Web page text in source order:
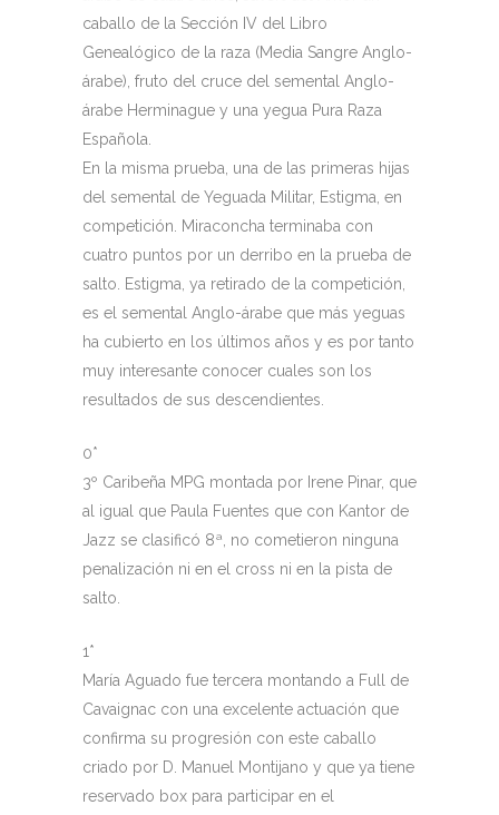
caballo de la Sección IV del Libro
Genealógico de la raza (Media Sangre Anglo-
árabe), fruto del cruce del semental Anglo-
árabe Herminague y una yegua Pura Raza
Española.
En la misma prueba, una de las primeras hijas
del semental de Yeguada Militar, Estigma, en
competición. Miraconcha terminaba con
cuatro puntos por un derribo en la prueba de
salto. Estigma, ya retirado de la competición,
es el semental Anglo-árabe que más yeguas
ha cubierto en los últimos años y es por tanto
muy interesante conocer cuales son los
resultados de sus descendientes.
0*
3º Caribeña MPG montada por Irene Pinar, que
al igual que Paula Fuentes que con Kantor de
Jazz se clasificó 8ª, no cometieron ninguna
penalización ni en el cross ni en la pista de
salto.
1*
María Aguado fue tercera montando a Full de
Cavaignac con una excelente actuación que
confirma su progresión con este caballo
criado por D. Manuel Montijano y que ya tiene
reservado box para participar en el